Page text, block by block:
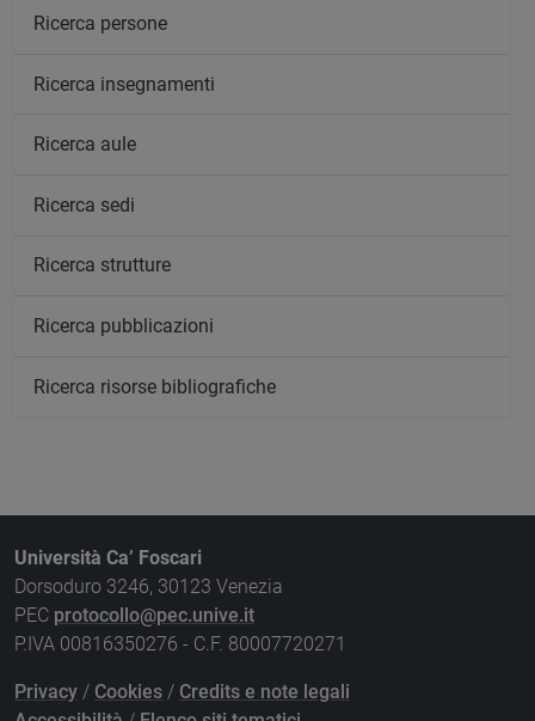
Ricerca persone
Ricerca insegnamenti
Ricerca aule
Ricerca sedi
Ricerca strutture
Ricerca pubblicazioni
Ricerca risorse bibliografiche
Università Ca’ Foscari
Dorsoduro 3246, 30123 Venezia
PEC protocollo@pec.unive.it
P.IVA 00816350276 - C.F. 80007720271
Privacy / Cookies / Credits e note legali